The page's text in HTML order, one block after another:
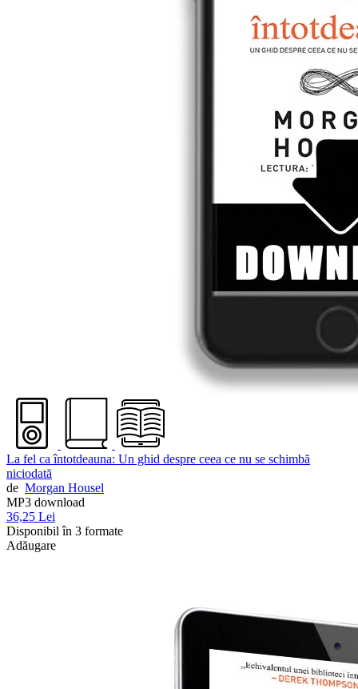
La fel ca întotdeauna: Un ghid despre ceea ce nu se schimbă
niciodată
de Morgan Housel
MP3 download
36,25 Lei
Disponibil în 3 formate
Adăugare